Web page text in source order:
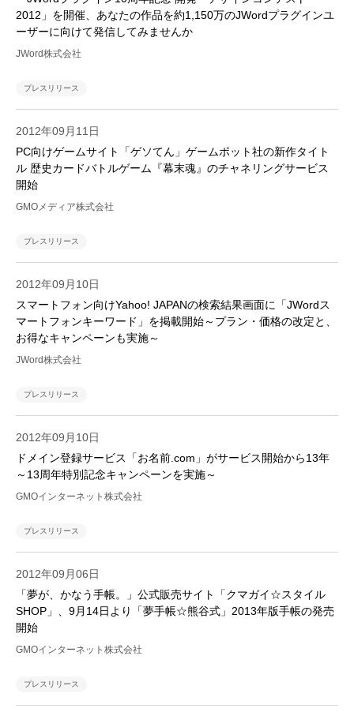
2012」を開催、あなたの作品を約1,150万のJWordプラグインユ
ーザーに向けて発信してみませんか
JWord株式会社
プレスリリース
2012年09月11日
PC向けゲームサイト「ゲソてん」ゲームポット社の新作タイト
ル 歴史カードバトルゲーム『幕末魂』のチャネリングサービス
開始
GMOメディア株式会社
プレスリリース
2012年09月10日
スマートフォン向けYahoo! JAPANの検索結果画面に「JWordス
マートフォンキーワード」を掲載開始～プラン・価格の改定と、
お得なキャンペーンも実施～
JWord株式会社
プレスリリース
2012年09月10日
ドメイン登録サービス「お名前.com」がサービス開始から13年
～13周年特別記念キャンペーンを実施～
GMOインターネット株式会社
プレスリリース
2012年09月06日
「夢が、かなう手帳。」公式販売サイト「クマガイ☆スタイル
SHOP」、9月14日より「夢手帳☆熊谷式」2013年版手帳の発売
開始
GMOインターネット株式会社
プレスリリース